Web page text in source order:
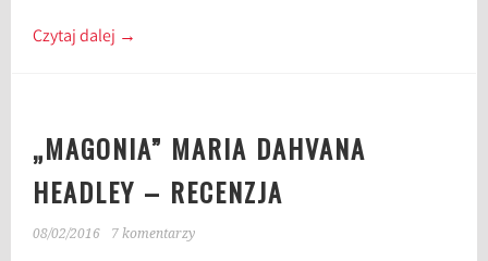
Czytaj dalej →
„MAGONIA” MARIA DAHVANA
HEADLEY – RECENZJA
08/02/2016 7 komentarzy